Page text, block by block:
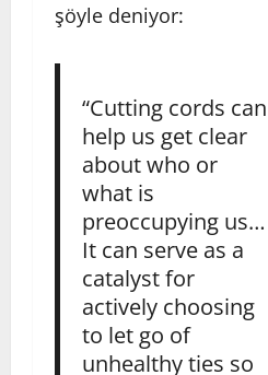
şöyle deniyor:
“Cutting cords can
help us get clear
about who or
what is
preoccupying us…
It can serve as a
catalyst for
actively choosing
to let go of
unhealthy ties so